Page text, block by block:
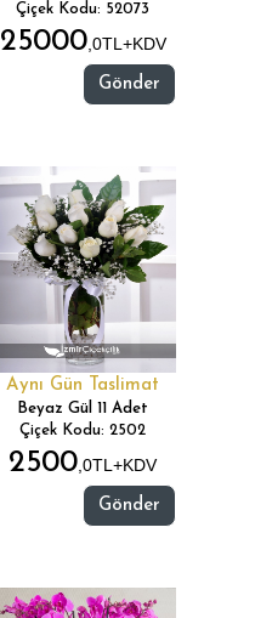
Çiçek Kodu: 52073
25000,0TL+KDV
Gönder
Aynı Gün Taslimat
Beyaz Gül 11 Adet
Çiçek Kodu: 2502
2500,0TL+KDV
Gönder